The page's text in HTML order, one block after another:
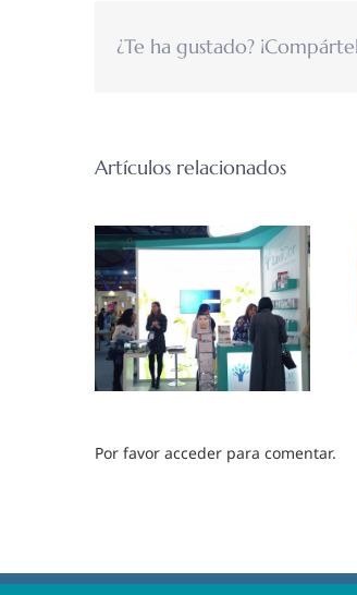
¿Te ha gustado?
Artículos relacionados
Por favor acceder para comentar.